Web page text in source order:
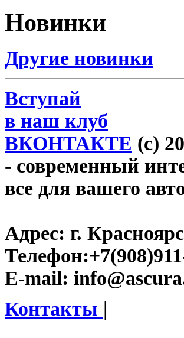
Новинки
Другие новинки
Вступай
в наш клуб
ВКОНТАКТЕ (c)
- современный
все для вашего
Адрес: г.
Телефон:
E-mail:
Контакты |